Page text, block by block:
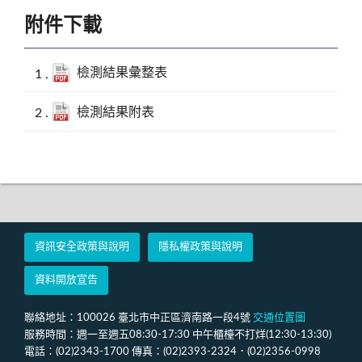
附件下載
檢測結果彙整表
檢測結果附表
資訊安全政策與說明 隱私權政策與說明
資料開放宣告
聯絡地址：100026 臺北市中正區濟南路一段4號 交通位置圖
服務時間：週一至週五08:30-17:30 中午櫃檯不打烊(12:30-13:30)
電話：(02)2343-1700 傳真：(02)2393-2324．(02)2356-0998